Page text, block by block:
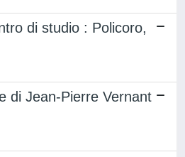
di studio : Policoro,
di Jean-Pierre Vernant